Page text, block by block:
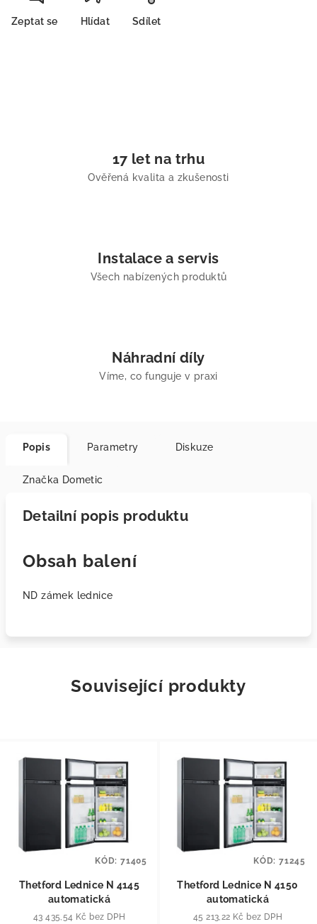
Zeptat se Hlídat Sdílet
17 let na trhu
Ověřená kvalita a zkušenosti
Instalace a servis
Všech nabízených produktů
Náhradní díly
Víme, co funguje v praxi
Popis Parametry Diskuze
Značka Dometic
Detailní popis produktu
Obsah balení
ND zámek lednice
Související produkty
Thetford Lednice N 4145
automatická
43 435,54 Kč bez DPH
KÓD: 71405
Thetford Lednice N 4150
automatická
45 213,22 Kč bez DPH
KÓD: 71245